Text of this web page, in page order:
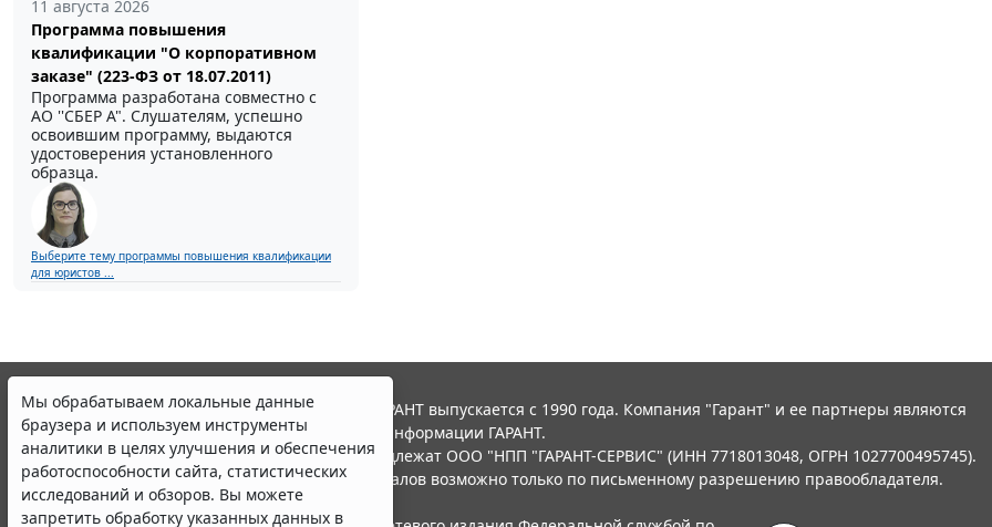
11 августа 2026
Программа повышения
квалификации "О корпоративном
заказе" (223-ФЗ от 18.07.2011)
Программа разработана совместно с
АО ''СБЕР А". Слушателям, успешно
освоившим программу, выдаются
удостоверения установленного
образца.
Выберите тему программы повышения квалификации
для юристов ...
Мы обрабатываем локальные данные
браузера и используем инструменты
аналитики в целях улучшения и обеспечения
работоспособности сайта, статистических
исследований и обзоров. Вы можете
запретить обработку указанных данных в
© ООО "НПП "ГАРАНТ-СЕРВИС", 2026. Система ГАРАНТ выпускается с 1990 года. Компания "Гарант" и ее партнеры являются
участниками Российской ассоциации правовой информации ГАРАНТ.
Все права на материалы сайта ГАРАНТ.РУ принадлежат ООО "НПП "ГАРАНТ-СЕРВИС" (ИНН 7718013048, ОГРН 1027700495745).
Полное или частичное воспроизведение материалов возможно только по письменному разрешению правообладателя.
Правила использования портала.